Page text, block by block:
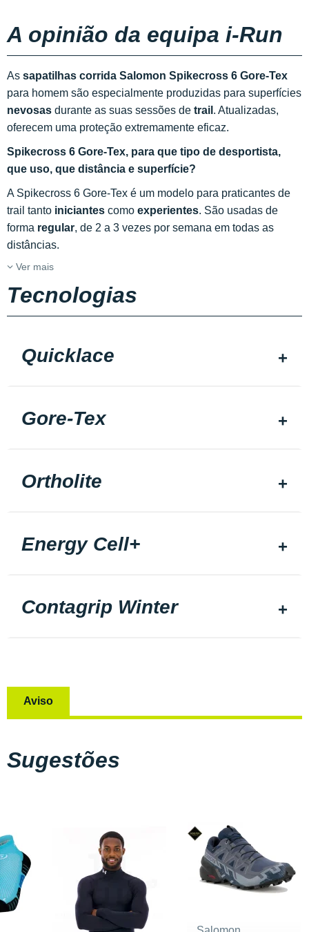
A opinião da equipa i-Run
As sapatilhas corrida Salomon Spikecross 6 Gore-Tex
para homem são especialmente produzidas para superfícies
nevosas durante as suas sessões de trail . Atualizadas,
oferecem uma proteção extremamente eficaz.
Spikecross 6 Gore-Tex, para que tipo de desportista,
que uso, que distância e superfície?
A Spikecross 6 Gore-Tex é um modelo para praticantes de
trail tanto iniciantes como experientes. São usadas de
forma regular, de 2 a 3 vezes por semana em todas as
distâncias.
Ver mais
Tecnologias
Quicklace
Gore-Tex
Ortholite
Energy Cell+
Contagrip Winter
Aviso
Sugestões